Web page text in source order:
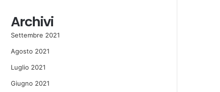
Archivi
Settembre 2021
Agosto 2021
Luglio 2021
Giugno 2021